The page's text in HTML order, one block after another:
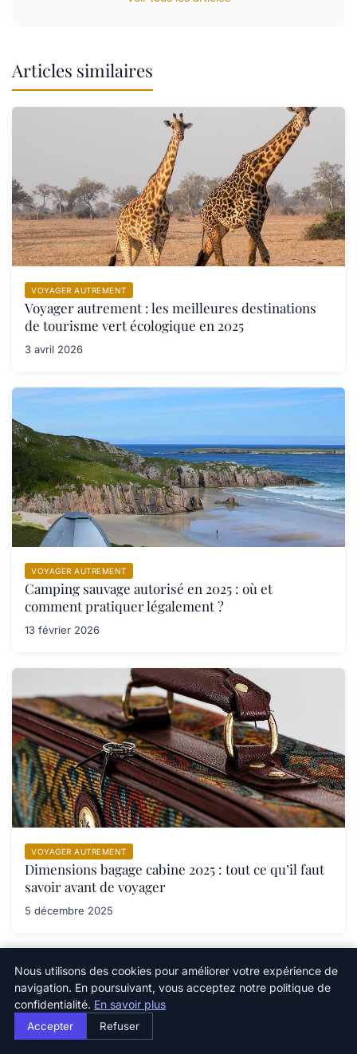
Articles similaires
VOYAGER AUTREMENT
Voyager autrement : les meilleures destinations
de tourisme vert écologique en 2025
3 avril 2026
VOYAGER AUTREMENT
Camping sauvage autorisé en 2025 : où et
comment pratiquer légalement ?
13 février 2026
VOYAGER AUTREMENT
Dimensions bagage cabine 2025 : tout ce qu’il faut
savoir avant de voyager
5 décembre 2025
Newsletter
Nous utilisons des cookies pour améliorer votre expérience de
navigation. En poursuivant, vous acceptez notre politique de
confidentialité. En savoir plus
Accepter Refuser